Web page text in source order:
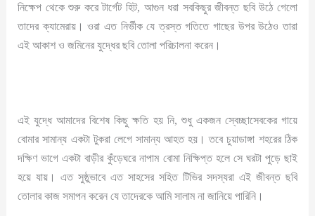
নিক্ষেপ থেকে শুরু করে টার্গেট হিট, আগুন ধরা সবকিছুর জীবন্ত ছবি উঠে গেলো
তাদের ক্যামেরায়। ওরা এত নির্ভীক যে ত্রস্ত গতিতে গাছের উপর উঠেও তারা
এই আকাশ ও জমিনের যুদ্ধের ছবি তোলা পরিচালনা করেন।
এই যুদ্ধে আমাদের বিশেষ কিছু ক্ষতি হয় নি, শুধু একজন স্বেচ্ছাসেবকের গায়ে
বোমার সামান্য একটা টুকরা লেগে সামান্য আহত হয়। তবে চুয়াডাঙ্গা শহরের ঠিক
দক্ষিণ ভাগে একটা বাড়ীর কুঁড়েঘরে নাপাম বোমা নিক্ষিপ্ত হলে সে ঘরটা পুড়ে ছাই
হয়ে যায়। এত সুষ্ঠুভাবে এত সাহসের সহিত টিভির সদস্যরা এই জীবন্ত ছবি
তোলার কাজ সমাপন করেন যে তাদেরকে আমি সালাম না জানিয়ে পারিনি।